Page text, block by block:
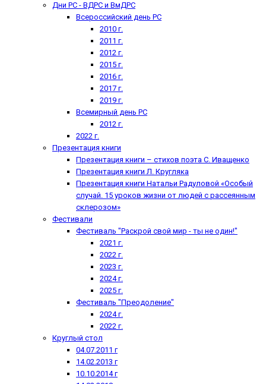
Дни РС - ВДРС и ВмДРС
Всероссийский день РС
2010 г.
2011 г.
2012 г.
2015 г.
2016 г.
2017 г.
2019 г.
Всемирный день РС
2012 г.
2022 г.
Презентация книги
Презентация книги – стихов поэта С. Иващенко
Презентация книги Л. Кругляка
Презентация книги Натальи Радуловой «Особый
случай. 15 уроков жизни от людей с рассеянным
склерозом»
Фестивали
Фестиваль "Раскрой свой мир - ты не один!"
2021 г.
2022 г.
2023 г.
2024 г.
2025 г.
Фестиваль "Преодоление"
2024 г.
2022 г.
Круглый стол
04.07.2011 г
14.02.2013 г
10.10.2014 г